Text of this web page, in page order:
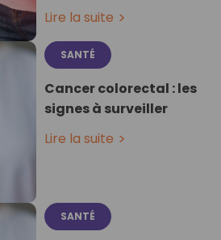
Lire la suite
SANTÉ
Cancer colorectal : les
signes à surveiller
Lire la suite
SANTÉ